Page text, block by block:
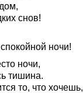
снов!
ночи!
ночи,
тишина.
то, что хочешь,